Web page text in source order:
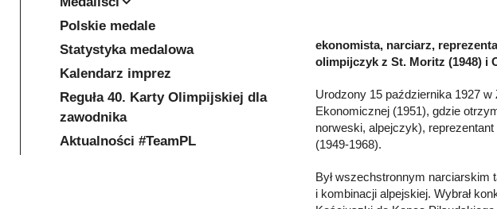
ekonomista, narciarz,
olimpijczyk z St. Moritz (1948) i
Urodzony 15 października 1927
Ekonomicznej (1951), gdzie
norweski, alpejczyk),
(1949-1968).
Był wszechstronnym narciarskim
i kombinacji alpejskiej. Wybrał
Polskie medale
Statystyka medalowa
Kalendarz imprez
Reguła 40. Karty Olimpijskiej dla
zawodnika
Aktualności #TeamPL